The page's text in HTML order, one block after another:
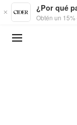
Skip to main content
¿Por qué
Obtén un